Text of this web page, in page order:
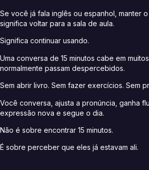
Se você já fala inglês ou espanhol, manter
significa voltar para a sala de aula.
Significa continuar usando.
Uma conversa de 15 minutos cabe em
normalmente passam despercebidos.
Sem abrir livro. Sem fazer exercícios. Sem
Você conversa, ajusta a pronúncia, ganha
expressão nova e segue o dia.
Não é sobre encontrar 15 minutos.
É sobre perceber que eles já estavam ali.